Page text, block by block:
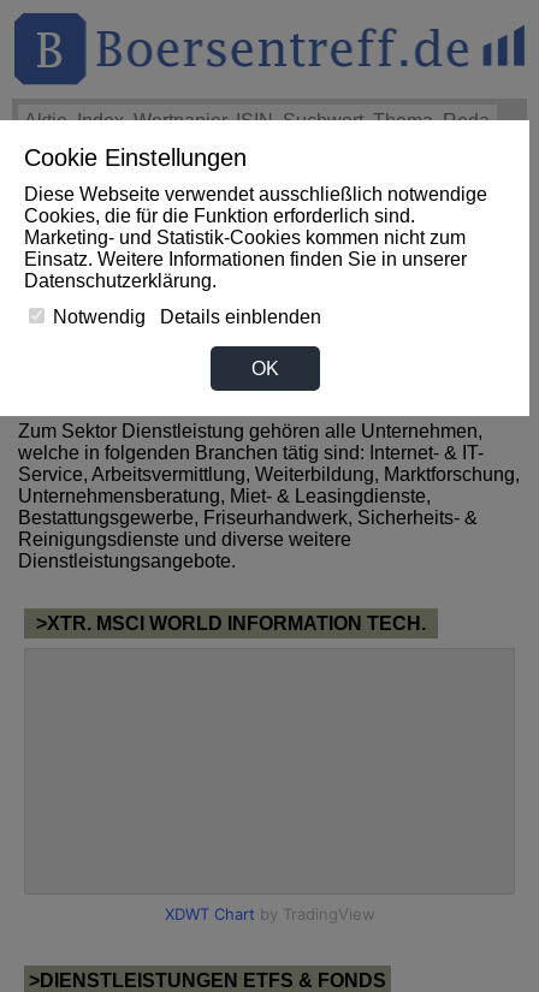
Cookie Einstellungen
Diese Webseite verwendet ausschließlich notwendige
Cookies, die für die Funktion erforderlich sind.
Marketing- und Statistik-Cookies kommen nicht zum
Einsatz. Weitere Informationen finden Sie in unserer
Datenschutzerklärung.
Notwendig
Details einblenden
OK
THEMEN HOT-STOCKS
Impact News +++ Sysmex Corporation Announces Increase
In Q1 Profit (AFX) +++ SYSMEX Aktie +4,30%
News zum Sektor
Dienstleistungen aus Slowakei
Zum Sektor Dienstleistung gehören alle Unternehmen,
welche in folgenden Branchen tätig sind: Internet- & IT-
Service, Arbeitsvermittlung, Weiterbildung, Marktforschung,
Unternehmensberatung, Miet- & Leasingdienste,
Bestattungsgewerbe, Friseurhandwerk, Sicherheits- &
Reinigungsdienste und diverse weitere
Dienstleistungsangebote.
>XTR. MSCI WORLD INFORMATION TECH.
>DIENSTLEISTUNGEN ETFS & FONDS